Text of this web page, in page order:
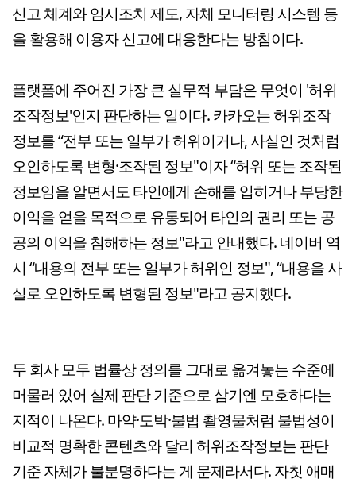
신고 체계와 임시조치 제도, 자체 모니터링 시스템 등
을 활용해 이용자 신고에 대응한다는 방침이다.
플랫폼에 주어진 가장 큰 실무적 부담은 무엇이 '허위
조작정보'인지 판단하는 일이다. 카카오는 허위조작
정보를 “전부 또는 일부가 허위이거나, 사실인 것처럼
오인하도록 변형·조작된 정보"이자 “허위 또는 조작된
정보임을 알면서도 타인에게 손해를 입히거나 부당한
이익을 얻을 목적으로 유통되어 타인의 권리 또는 공
공의 이익을 침해하는 정보"라고 안내했다. 네이버 역
시 “내용의 전부 또는 일부가 허위인 정보", “내용을 사
실로 오인하도록 변형된 정보"라고 공지했다.
두 회사 모두 법률상 정의를 그대로 옮겨놓는 수준에
머물러 있어 실제 판단 기준으로 삼기엔 모호하다는
지적이 나온다. 마약·도박·불법 촬영물처럼 불법성이
비교적 명확한 콘텐츠와 달리 허위조작정보는 판단
기준 자체가 불분명하다는 게 문제라서다. 자칫 애매